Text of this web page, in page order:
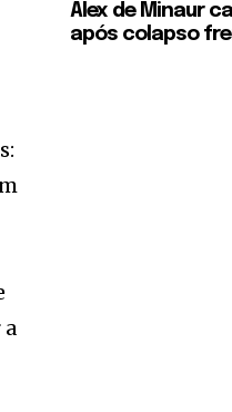
a
Alex de Minaur
após colapso